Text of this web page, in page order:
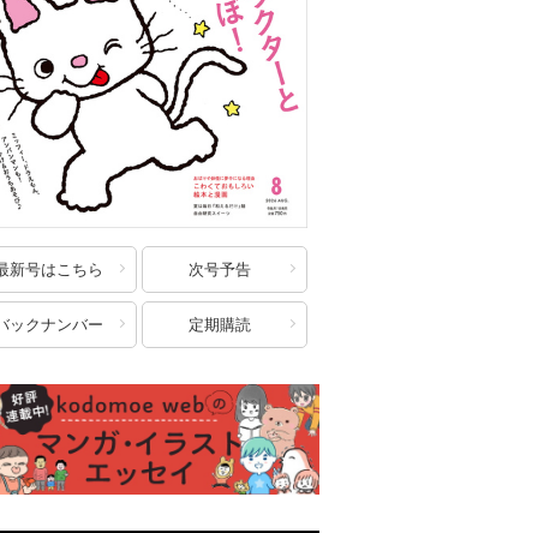
新号はこちら 次号予告
ックナンバー 定期購読